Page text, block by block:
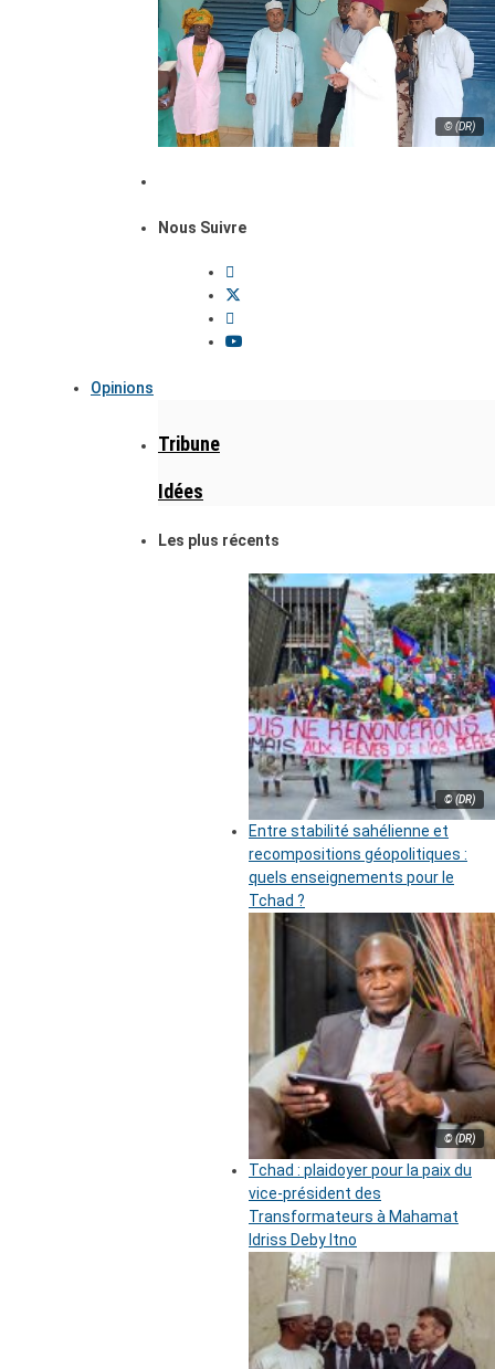
© (DR)
Nous Suivre
Opinions
Tribune
Idées
Les plus récents
© (DR)
Entre stabilité sahélienne et
recompositions géopolitiques :
quels enseignements pour le
Tchad ?
© (DR)
Tchad : plaidoyer pour la paix du
vice-président des
Transformateurs à Mahamat
Idriss Deby Itno